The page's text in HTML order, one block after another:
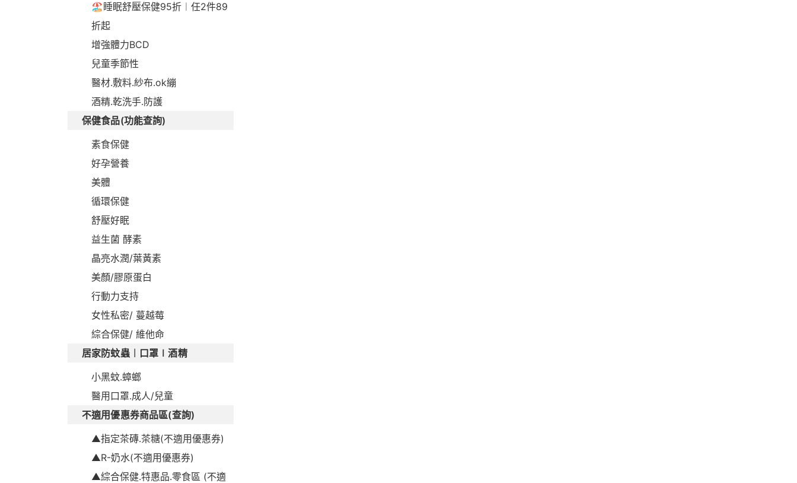
🏖️睡眠舒壓保健95折︱任2件89
折起
增強體力BCD
兒童季節性
醫材.敷料.紗布.ok繃
酒精.乾洗手.防護
保健食品(功能查詢)
素食保健
好孕營養
美體
循環保健
舒壓好眠
益生菌 酵素
晶亮水潤/葉黃素
美顏/膠原蛋白
行動力支持
女性私密/ 蔓越莓
綜合保健/ 維他命
居家防蚊蟲︱口罩∣酒精
小黑蚊.蟑螂
醫用口罩.成人/兒童
不適用優惠券商品區(查詢)
▲指定茶磚.茶糖(不適用優惠券)
▲R-奶水(不適用優惠券)
▲綜合保健.特惠品.零食區 (不適